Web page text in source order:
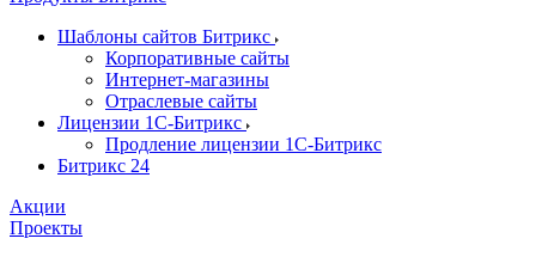
Шаблоны сайтов Битрикс
Корпоративные сайты
Интернет-магазины
Отраслевые сайты
Лицензии 1С-Битрикс
Продление лицензии 1С-Битрикс
Битрикс 24
Акции
Проекты